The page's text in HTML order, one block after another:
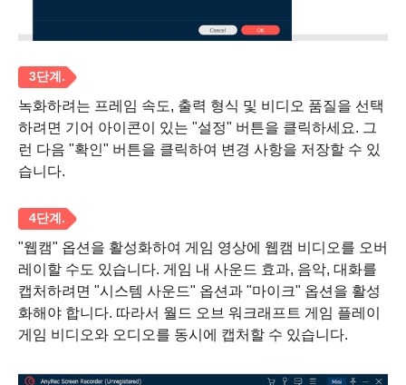
2 단계.
녹화하려는 프레임 속도, 출력 형식 및 비디오 품질을 선택
하려면 기어 아이콘이 있는 "설정" 버튼을 클릭하세요. 그
런 다음 "확인" 버튼을 클릭하여 변경 사항을 저장할 수 있
습니다.
"웹캠" 옵션을 활성화하여 게임 영상에 웹캠 비디오를 오버
레이할 수도 있습니다. 게임 내 사운드 효과, 음악, 대화를
캡처하려면 "시스템 사운드" 옵션과 "마이크" 옵션을 활성
화해야 합니다. 따라서 월드 오브 워크래프트 게임 플레이
게임 비디오와 오디오를 동시에 캡처할 수 있습니다.